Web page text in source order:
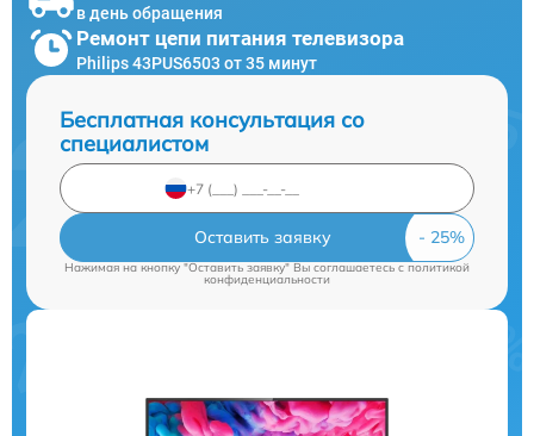
в день обращения
Ремонт цепи питания телевизора
Philips 43PUS6503 от 35 минут
Бесплатная консультация со
специалистом
Оставить заявку
Нажимая на кнопку "Оставить заявку" Вы соглашаетесь c политикой
конфиденциальности